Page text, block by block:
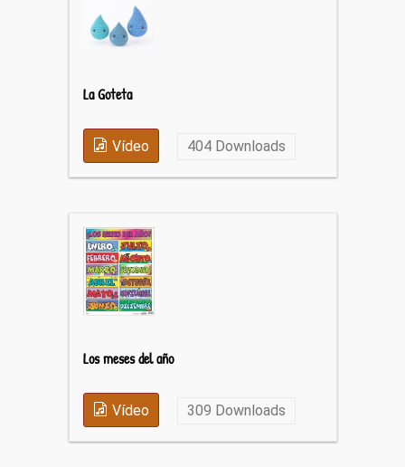
La Goteta
Vídeo 404Downloads
Los meses del año
Vídeo 309 Downloads